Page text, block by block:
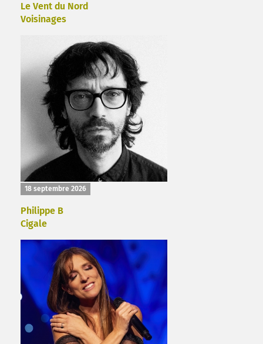
Le Vent du Nord
Voisinages
18 septembre 2026
Philippe B
Cigale